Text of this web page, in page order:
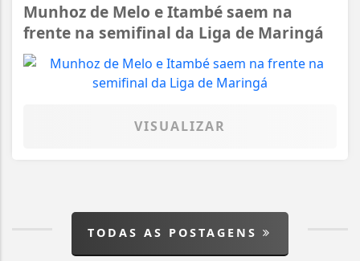
Munhoz de Melo e Itambé saem na
frente na semifinal da Liga de Maringá
VISUALIZAR
TODAS AS POSTAGENS